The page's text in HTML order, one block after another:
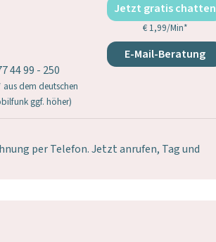
Jetzt gratis chatten
€ 1,99/Min*
E-Mail-Beratung
per Telefon. Jetzt anrufen, Tag und
44 99 - 250
aus dem deutschen
ggf. höher)